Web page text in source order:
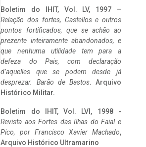
Boletim do IHIT, Vol. LV, 1997 –
Relação dos fortes, Castellos e outros
pontos fortificados, que se achão ao
prezente inteiramente abandonados, e
que nenhuma utilidade tem para a
defeza do Pais, com declaração
d’aquelles que se podem desde já
desprezar. Barão de Bastos. Arquivo
Histórico Militar.
Boletim do IHIT, Vol. LVI, 1998 -
Revista aos Fortes das Ilhas do Faial e
Pico, por Francisco Xavier Machado,
Arquivo Histórico Ultramarino